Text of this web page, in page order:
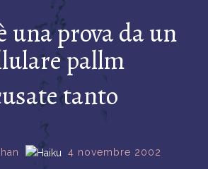
una prova da un
pallm
tanto
4 novembre 2002